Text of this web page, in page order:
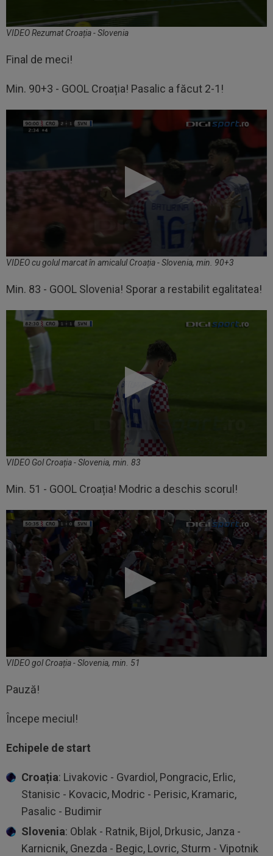
VIDEO Rezumat Croația - Slovenia
Final de meci!
Min. 90+3 - GOOL Croația! Pasalic a făcut 2-1!
VIDEO cu golul marcat în amicalul Croația - Slovenia, min. 90+3
Min. 83 - GOOL Slovenia! Sporar a restabilit egalitatea!
VIDEO Gol Croația - Slovenia, min. 83
Min. 51 - GOOL Croația! Modric a deschis scorul!
VIDEO gol Croația - Slovenia, min. 51
Pauză!
Începe meciul!
Echipele de start
Croația: Livakovic - Gvardiol, Pongracic, Erlic,
Stanisic - Kovacic, Modric - Perisic, Kramaric,
Pasalic - Budimir
Slovenia: Oblak - Ratnik, Bijol, Drkusic, Janza -
Karnicnik, Gnezda - Begic, Lovric, Sturm - Vipotnik